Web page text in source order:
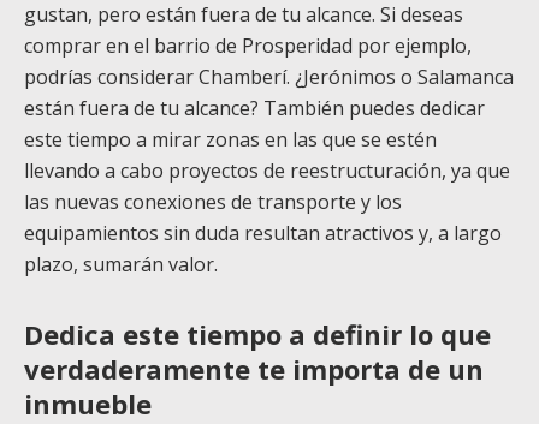
gustan, pero están fuera de tu alcance. Si deseas
comprar en el barrio de Prosperidad por ejemplo,
podrías considerar Chamberí. ¿Jerónimos o Salamanca
están fuera de tu alcance? También puedes dedicar
este tiempo a mirar zonas en las que se estén
llevando a cabo proyectos de reestructuración, ya que
las nuevas conexiones de transporte y los
equipamientos sin duda resultan atractivos y, a largo
plazo, sumarán valor.
Dedica este tiempo a definir lo que
verdaderamente te importa de un
inmueble